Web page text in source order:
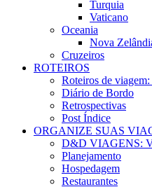
Turquia
Vaticano
Oceania
Nova
Cruzeiros
ROTEIROS
Roteiros de viagem:
Diário de Bordo
Retrospectivas
Post Índice
ORGANIZE SUAS
D&D VIAGENS:
Planejamento
Hospedagem
Restaurantes